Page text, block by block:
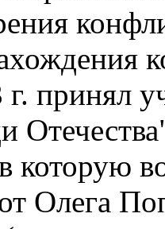
г. принял
которую
Олега